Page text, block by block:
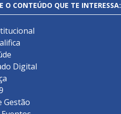
O CONTEÚDO QUE TE INTERESSA:
Digital
Gestão